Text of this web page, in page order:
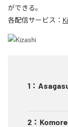
ができる。
各配信サービス：
1 ：
2 ：